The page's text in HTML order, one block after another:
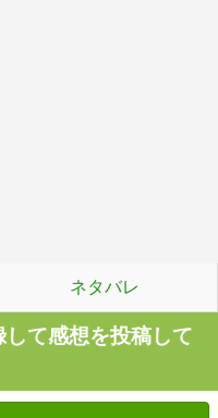
ネタバレ
て感想を投稿して